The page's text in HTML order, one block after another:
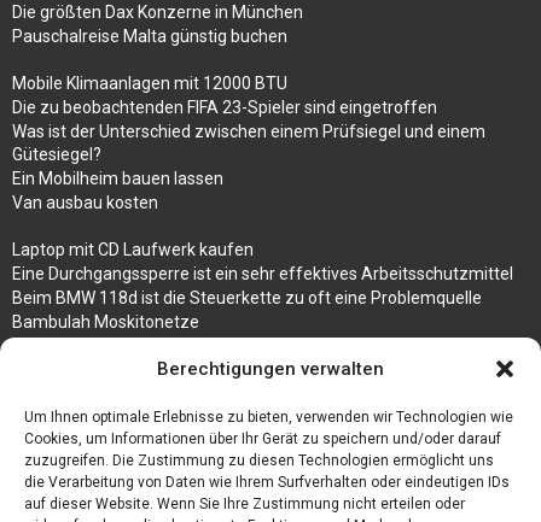
Berechtigungen verwalten
Um Ihnen optimale Erlebnisse zu bieten, verwenden wir Technologien wie
Cookies, um Informationen über Ihr Gerät zu speichern und/oder darauf
zuzugreifen. Die Zustimmung zu diesen Technologien ermöglicht uns
die Verarbeitung von Daten wie Ihrem Surfverhalten oder eindeutigen IDs
auf dieser Website. Wenn Sie Ihre Zustimmung nicht erteilen oder
Die größten Dax Konzerne in München
Pauschalreise Malta günstig buchen
Mobile Klimaanlagen mit 12000 BTU
Die zu beobachtenden FIFA 23-Spieler sind eingetroffen
Was ist der Unterschied zwischen einem Prüfsiegel und einem
Gütesiegel?
Ein Mobilheim bauen lassen
Van ausbau kosten
Laptop mit CD Laufwerk kaufen
Eine Durchgangssperre ist ein sehr effektives Arbeitsschutzmittel
Beim BMW 118d ist die Steuerkette zu oft eine Problemquelle
Bambulah Moskitonetze
Test Toilettensitz – Helfen Sie Ihren Senioren
Personalhandbuch
10 Tipps um einen guten Eindruck zu machen
Sahnemaschine